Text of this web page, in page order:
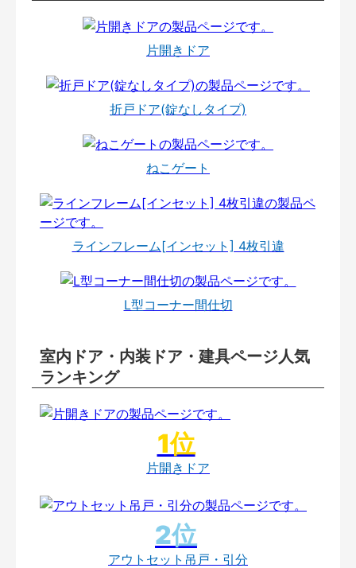
片開きドア
折戸ドア(錠なしタイプ)
ねこゲート
ラインフレーム[インセット] 4枚引違
L型コーナー間仕切
室内ドア・内装ドア・建具ページ人気
ランキング
片開きドア
アウトセット吊戸・引分